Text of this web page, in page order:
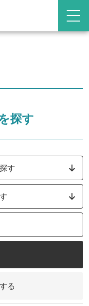
探す
す
る